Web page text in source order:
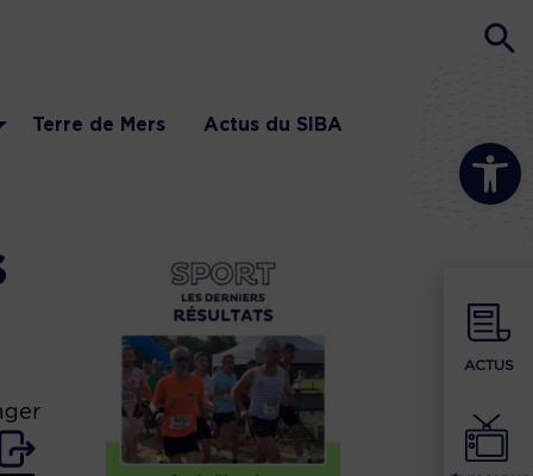
Ouvrir la
ACTUS
Terre de Mers Actus du SIBA